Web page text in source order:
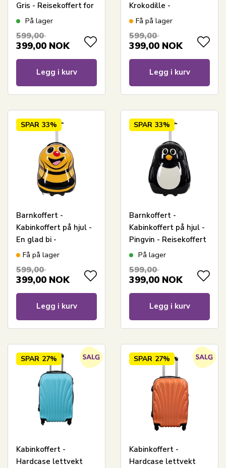
Gris - Reisekoffert for
barnPå lager
599,00
399,00 NOK
Legg i kurv
Krokodille -
Reisekoffert for barn
Få på lager
599,00
399,00 NOK
Legg i kurv
SPAR 33%
Barnkoffert -
Kabinkoffert på hjul -
En glad bi -
Reisekoffert for barn
Få på lager
599,00
399,00 NOK
Legg i kurv
SPAR 33%
Barnkoffert -
Kabinkoffert på hjul -
Pingvin - Reisekoffert
for barn
På lager
599,00
399,00 NOK
Legg i kurv
SPAR 27%
Kabinkoffert -
Hardcase lettvekt
SPAR 27%
Kabinkoffert -
Hardcase lettvekt